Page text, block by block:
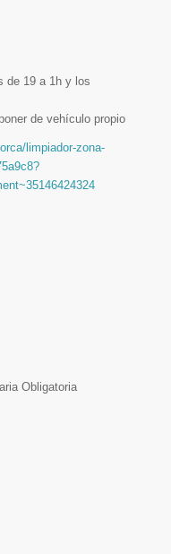
de 19 a 1h y los
de vehículo propio
limpiador-zona-
Obligatoria